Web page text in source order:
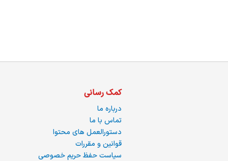
کمک رسانی
درباره ما
تماس با ما
دستورالعمل های محتوا
قوانین و مقررات
سیاست حفظ حریم خصوصی